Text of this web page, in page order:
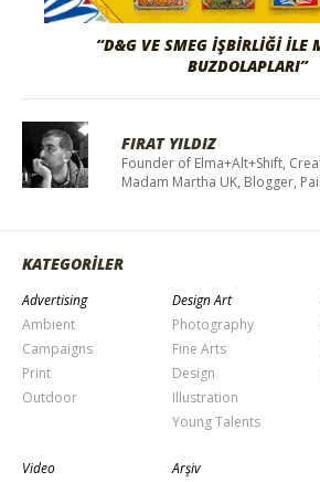
“D&G VE SMEG İŞBİRLİĞİ İLE
BUZDOLAPLARI”
FIRAT YILDIZ
Founder of Elma+Alt+Shift,
Madam Martha UK, Blogger,
KATEGORİLER
Advertising
Ambient
Campaigns
Print
Outdoor
Design Art
Photography
Fine Arts
Design
Illustration
Young Talents
Video Arşiv